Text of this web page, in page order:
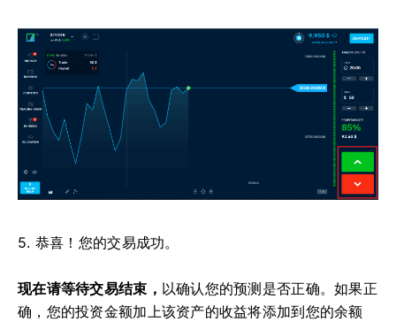
5. 恭喜！您的交易成功。
现在请等待交易结束， 以确认您的预测是否正确。如果正
确，您的投资金额加上该资产的收益将添加到您的余额